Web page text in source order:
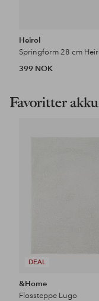
Heirol
Springform 28 cm
399 NOK
Favoritter
DEAL
&Home
Flossteppe Lugo